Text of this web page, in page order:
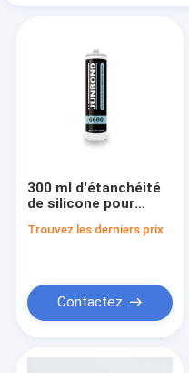
300 ml d'étanchéité
de silicone pour
les salles de bains
Trouvez les derniers prix
Contactez